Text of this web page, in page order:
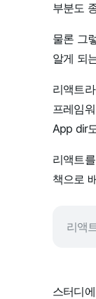
부분도
물론 그
알게 되
리액트
프레임
App dir
리액트
책으로
리액
스터디